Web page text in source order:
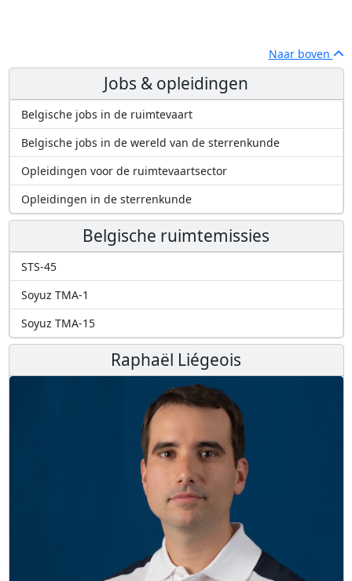
Naar boven
Jobs & opleidingen
Belgische jobs in de ruimtevaart
Belgische jobs in de wereld van de sterrenkunde
Opleidingen voor de ruimtevaartsector
Opleidingen in de sterrenkunde
Belgische ruimtemissies
STS-45
Soyuz TMA-1
Soyuz TMA-15
Raphaël Liégeois